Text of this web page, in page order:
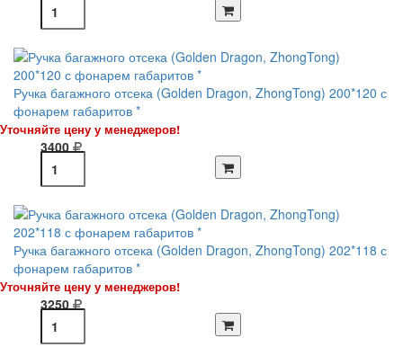
Ручка багажного отсека (Golden Dragon, ZhongTong) 200*120 с
фонарем габаритов *
Уточняйте цену у менеджеров!
3400
Ручка багажного отсека (Golden Dragon, ZhongTong) 202*118 с
фонарем габаритов *
Уточняйте цену у менеджеров!
3250